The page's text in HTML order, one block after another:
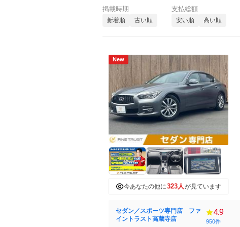
掲載時期
新着順 古い順
支払総額
安い順 高い順
New
今あなたの他に323人が見ています
セダン／スポーツ専門店 ファ
イントラスト高蔵寺店
4.9
950件